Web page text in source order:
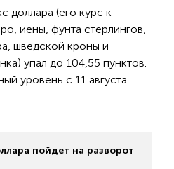
доллара (его курс к
иены, фунта стерлингов,
шведской кроны и
упал до 104,55 пунктов.
уровень с 11 августа.
пойдет на разворот